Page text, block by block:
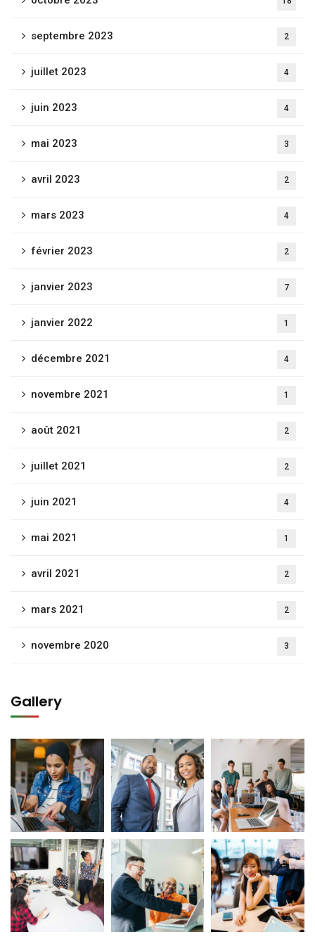
septembre 2023 2
juillet 2023 4
juin 2023 4
mai 2023 3
avril 2023 2
mars 2023 4
février 2023 2
janvier 2023 7
janvier 2022 1
décembre 2021 4
novembre 2021 1
août 2021 2
juillet 2021 2
juin 2021 4
mai 2021 1
avril 2021 2
mars 2021 2
novembre 2020 3
Gallery